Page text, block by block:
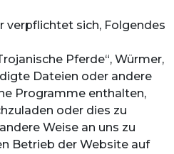
verpflichtet sich, Folgendes
Pferde“, Würmer,
Dateien oder andere
Programme enthalten,
oder dies zu
Weise an uns zu
Betrieb der Website auf